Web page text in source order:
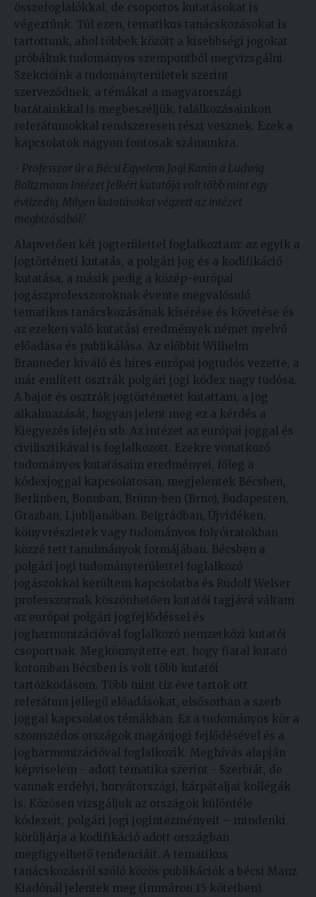
összefoglalókkal, de csoportos kutatásokat is
végeztünk. Túl ezen, tematikus tanácskozásokat is
tartottunk, ahol többek között a kisebbségi jogokat
próbáltuk tudományos szempontból megvizsgálni.
Szekcióink a tudományterületek szerint
szerveződnek, a témákat a magyarországi
barátainkkal is megbeszéljük, találkozásainkon
referátumokkal rendszeresen részt vesznek. Ezek a
kapcsolatok nagyon fontosak számunkra.
- Professzor úr a Bécsi Egyetem Jogi Karán a Ludwig
Boltzmann Intézet felkért kutatója volt több mint egy
évtizedig. Milyen kutatásokat végzett az intézet
megbízásából?
Alapvetően két jogterülettel foglalkoztam: az egyik a
jogtörténeti kutatás, a polgári jog és a kodifikáció
kutatása, a másik pedig a közép-európai
jogászprofesszoroknak évente megvalósuló
tematikus tanácskozásának kísérése és követése és
az ezeken való kutatási eredmények német nyelvű
előadása és publikálása. Az előbbit Wilhelm
Brauneder kiváló és híres európai jogtudós vezette, a
már említett osztrák polgári jogi kódex nagy tudósa.
A bajor és osztrák jogtörténetet kutattam, a jog
alkalmazását, hogyan jelent meg ez a kérdés a
Kiegyezés idején stb. Az intézet az európai joggal és
civilisztikával is foglalkozott. Ezekre vonatkozó
tudományos kutatásaim eredményei, főleg a
kódexjoggal kapcsolatosan, megjelentek Bécsben,
Berlinben, Bonnban, Brünn-ben (Brno), Budapesten,
Grazban, Ljubljanában, Belgrádban, Újvidéken,
könyvrészletek vagy tudományos folyóiratokban
közzé tett tanulmányok formájában. Bécsben a
polgári jogi tudományterülettel foglalkozó
jogászokkal kerültem kapcsolatba és Rudolf Welser
professzornak köszönhetően kutatói tagjává váltam
az európai polgári jogfejlődéssel és
jogharmonizációval foglalkozó nemzetközi kutatói
csoportnak. Megkönnyítette ezt, hogy fiatal kutató
koromban Bécsben is volt több kutatói
tartózkodásom. Több mint tíz éve tartok ott
referátum jellegű előadásokat, elsősorban a szerb
joggal kapcsolatos témákban. Ez a tudományos kör a
szomszédos országok magánjogi fejlődésével és a
jogharmonizációval foglalkozik. Meghívás alapján
képviselem - adott tematika szerint - Szerbiát, de
vannak erdélyi, horvátországi, kárpátaljai kollégák
is. Közösen vizsgáljuk az országok különféle
kódexeit, polgári jogi jogintézményeit – mindenki
körüljárja a kodifikáció adott országban
megfigyelhető tendenciáit. A tematikus
tanácskozásról szóló közös publikációk a bécsi Manz
Kiadónál jelentek meg (immáron 15 kötetben).